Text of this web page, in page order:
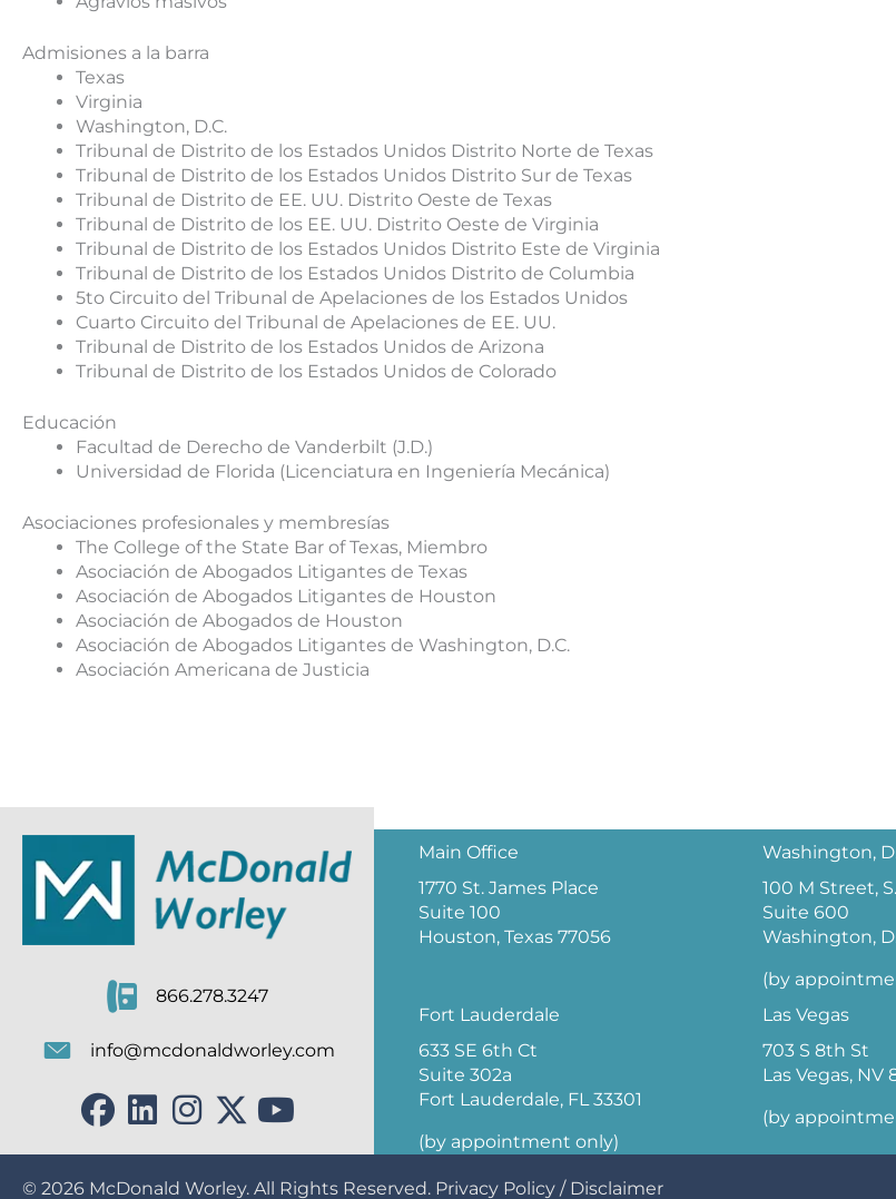
Admisiones a la barra
Texas
Virginia
Washington, D.C.
Tribunal de Distrito de los Estados Unidos Distrito Norte de Texas
Tribunal de Distrito de los Estados Unidos Distrito Sur de Texas
Tribunal de Distrito de EE. UU. Distrito Oeste de Texas
Tribunal de Distrito de los EE. UU. Distrito Oeste de Virginia
Tribunal de Distrito de los Estados Unidos Distrito Este de Virginia
Tribunal de Distrito de los Estados Unidos Distrito de Columbia
5to Circuito del Tribunal de Apelaciones de los Estados Unidos
Cuarto Circuito del Tribunal de Apelaciones de EE. UU.
Tribunal de Distrito de los Estados Unidos de Arizona
Tribunal de Distrito de los Estados Unidos de Colorado
Educación
Facultad de Derecho de Vanderbilt (J.D.)
Universidad de Florida (Licenciatura en Ingeniería Mecánica)
Asociaciones profesionales y membresías
The College of the State Bar of Texas, Miembro
Asociación de Abogados Litigantes de Texas
Asociación de Abogados Litigantes de Houston
Asociación de Abogados de Houston
Asociación de Abogados Litigantes de Washington, D.C.
Asociación Americana de Justicia
866.278.3247
info@mcdonaldworley.com
Main Office
1770 St. James Place
Suite 100
Houston, Texas 77056
Washington,
100 M Street,
Suite 600
Washington,
(by
Fort Lauderdale
633 SE 6th Ct
Suite 302a
Fort Lauderdale, FL 33301
(by appointment only)
Las Vegas
703 S 8th St
Las Vegas, NV
(by
© 2026 McDonald Worley. All Rights Reserved. Privacy Policy / Disclaimer